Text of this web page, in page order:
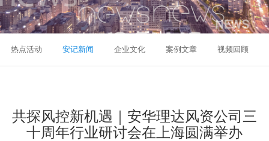
热点活动 安记新闻 企业文化 案例文章 视频回顾
共探风控新机遇｜安华理达风资公司三
十周年行业研讨会在上海圆满举办